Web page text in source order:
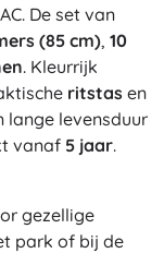
De set van
(85 cm), 10
. Kleurrijk
ritstas en
lange levensduur
vanaf 5 jaar.
gezellige
park of bij de